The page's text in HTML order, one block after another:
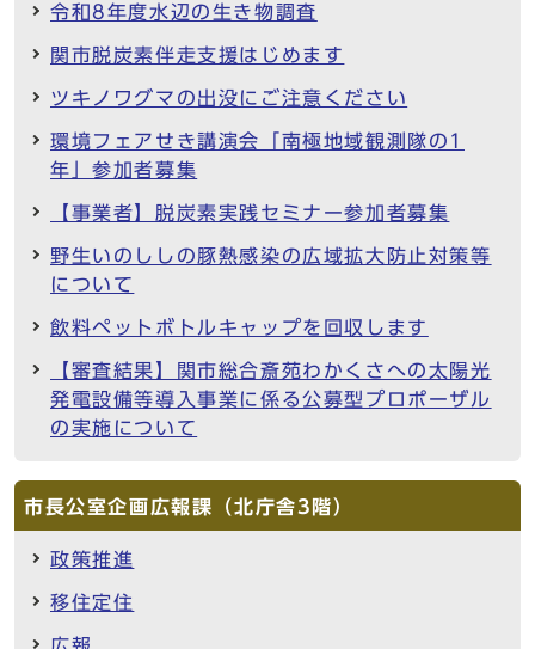
令和8年度水辺の生き物調査
関市脱炭素伴走支援はじめます
ツキノワグマの出没にご注意ください
環境フェアせき講演会「南極地域観測隊の1
年」参加者募集
【事業者】脱炭素実践セミナー参加者募集
野生いのししの豚熱感染の広域拡大防止対策等
について
飲料ペットボトルキャップを回収します
【審査結果】関市総合斎苑わかくさへの太陽光
発電設備等導入事業に係る公募型プロポーザル
の実施について
市長公室企画広報課（北庁舎3階）
政策推進
移住定住